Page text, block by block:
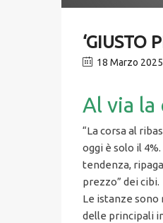
‘GIUSTO
18 Marzo 2025
Al via la
“La corsa al
oggi è solo il
tendenza,
prezzo” dei cibi.
Le istanze sono
delle principali